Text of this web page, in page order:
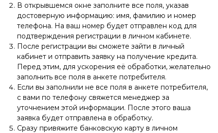
В открывшемся окне заполните все поля, указав
достоверную информацию: имя, фамилию и номер
телефона. На ваш номер будет отправлен код для
подтверждения регистрации в личном кабинете.
После регистрации вы сможете зайти в личный
кабинет и отправить заявку на получение кредита.
Перед этим, для ускорения её обработки, желательно
заполнить все поля в анкете потребителя.
Если вы заполнили не все поля в анкете потребителя,
с вами по телефону свяжется менеджер за
уточнением этой информации. После этого ваша
заявка будет отправлена в обработку.
Сразу привяжите банковскую карту в личном